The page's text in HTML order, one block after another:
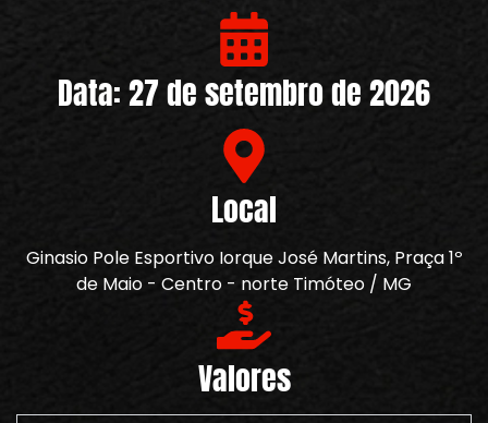
Data: 27 de setembro de 2026
Local
Ginasio Pole Esportivo Iorque José Martins, Praça 1º
de Maio - Centro - norte Timóteo / MG
Valores